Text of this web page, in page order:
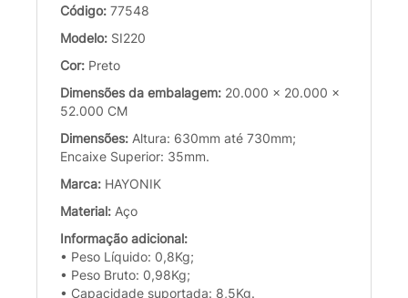
Código: 77548
Modelo: SI220
Cor: Preto
Dimensões da embalagem: 20.000 x 20.000 x
52.000 CM
Dimensões: Altura: 630mm até 730mm;
Encaixe Superior: 35mm.
Marca: HAYONIK
Material: Aço
Informação adicional:
• Peso Líquido: 0,8Kg;
• Peso Bruto: 0,98Kg;
• Capacidade suportada: 8,5Kg.